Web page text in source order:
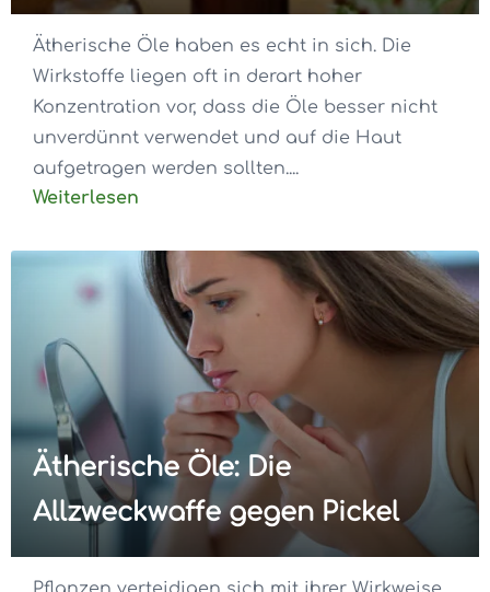
Ätherische Öle haben es echt in sich. Die
Wirkstoffe liegen oft in derart hoher
Konzentration vor, dass die Öle besser nicht
unverdünnt verwendet und auf die Haut
aufgetragen werden sollten....
Weiterlesen
Ätherische Öle: Die
Allzweckwaffe gegen Pickel